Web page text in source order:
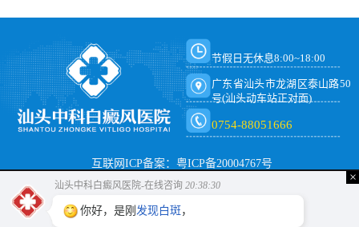
节假日无休息8:00~18:00
广东省汕头市龙湖区泰山路50
号(汕头动车站正对面)
0754-88051666
互联网ICP备案：粤ICP备20004767号
×
汕头中科白癜风医院-在线咨询 20:38:30
你好，是刚 发现白斑 ，还